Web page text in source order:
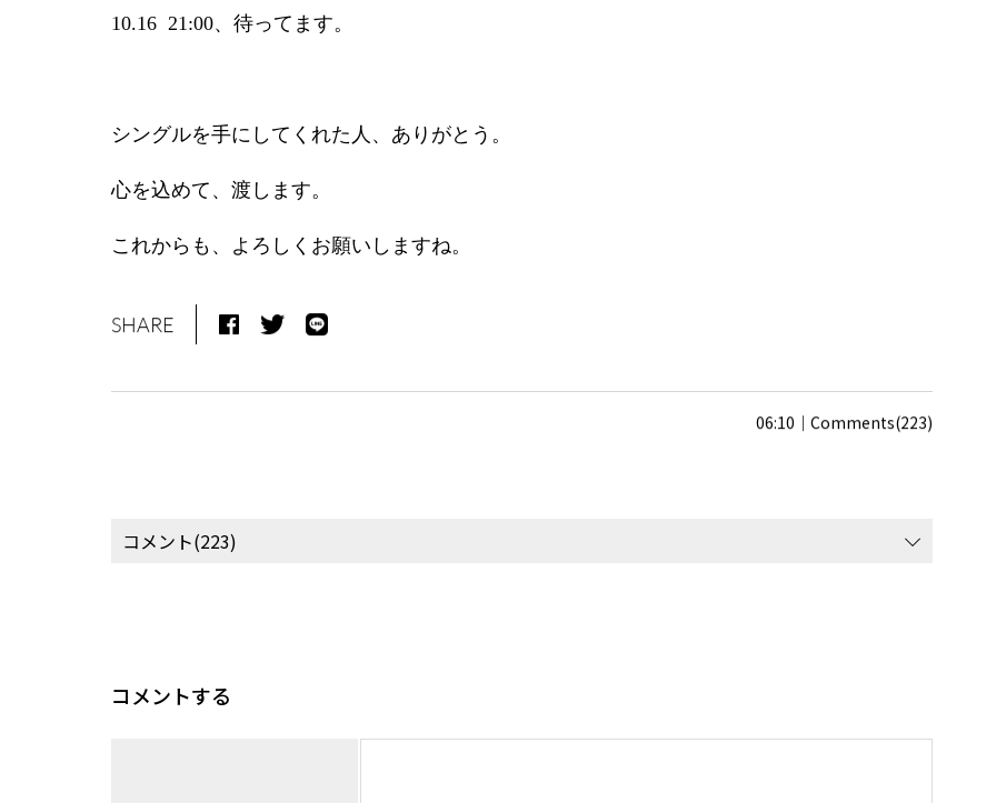
10.16 21:00、待ってます。
シングルを手にしてくれた人、ありがとう。
心を込めて、渡します。
これからも、よろしくお願いしますね。
SHARE
06:10 Comments(223)
コメント(223)
コメントする